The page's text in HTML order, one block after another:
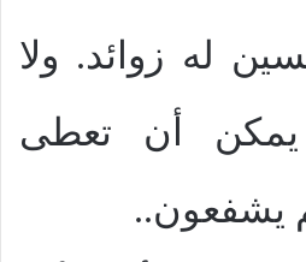
له زوائد. ولا
أن تعطى
يشفعون..